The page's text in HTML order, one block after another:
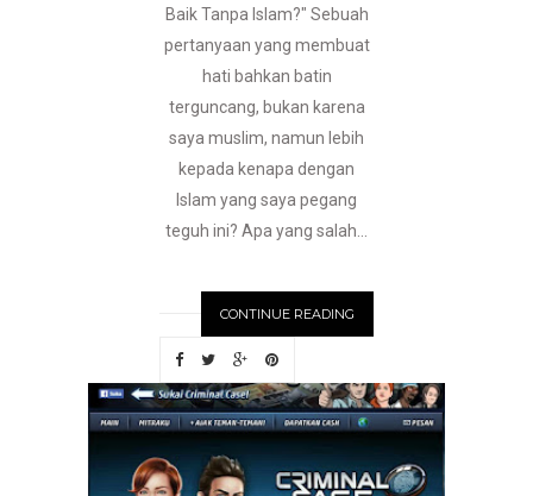
Baik Tanpa Islam?" Sebuah
pertanyaan yang membuat
hati bahkan batin
terguncang, bukan karena
saya muslim, namun lebih
kepada kenapa dengan
Islam yang saya pegang
teguh ini? Apa yang salah...
CONTINUE READING